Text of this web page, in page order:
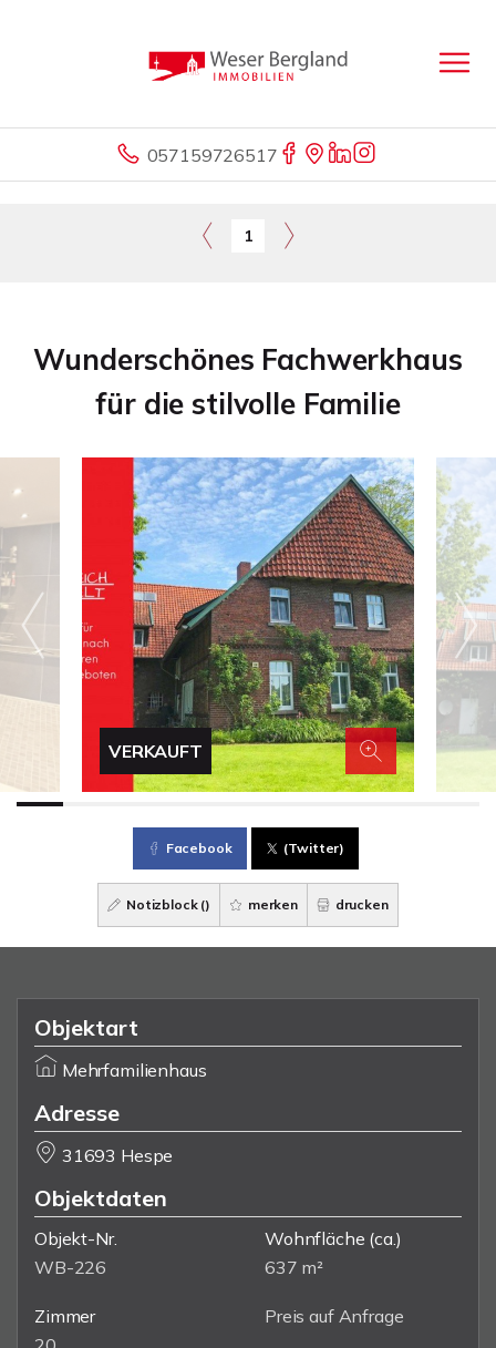
057159726517
1
Wunderschönes Fachwerkhaus
für die stilvolle Familie
VERKAUFT
Facebook (Twitter)
Notizblock () merken drucken
Objektart
Mehrfamilienhaus
Adresse
31693 Hespe
Objektdaten
Objekt-Nr.
WB-226
Wohnfläche (ca.)
637 m²
Zimmer
Preis auf Anfrage